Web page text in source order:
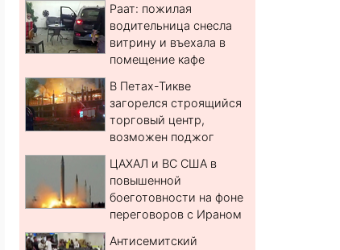
Раат: пожилая
водительница снесла
витрину и въехала в
помещение кафе
В Петах-Тикве
загорелся строящийся
торговый центр,
возможен поджог
ЦАХАЛ и ВС США в
повышенной
боеготовности на фоне
переговоров с Ираном
Антисемитский